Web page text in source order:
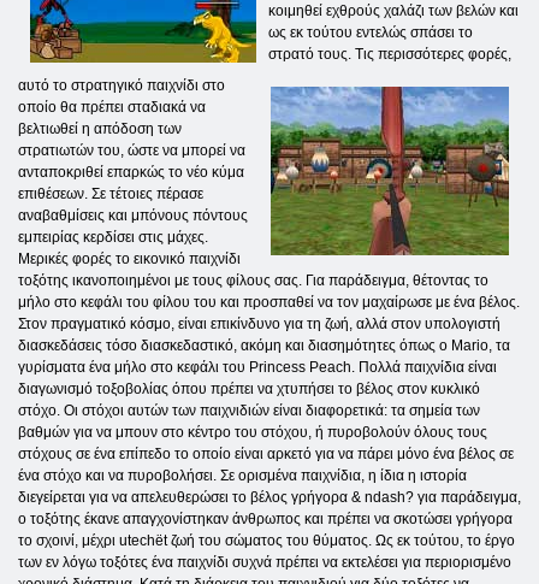
κοιμηθεί εχθρούς χαλάζι των βελών και
ως εκ τούτου εντελώς σπάσει το
στρατό τους. Τις περισσότερες φορές,
αυτό το στρατηγικό παιχνίδι στο
οποίο θα πρέπει σταδιακά να
βελτιωθεί η απόδοση των
στρατιωτών του, ώστε να μπορεί να
ανταποκριθεί επαρκώς το νέο κύμα
επιθέσεων. Σε τέτοιες πέρασε
αναβαθμίσεις και μπόνους πόντους
εμπειρίας κερδίσει στις μάχες.
Μερικές φορές το εικονικό παιχνίδι
τοξότης ικανοποιημένοι με τους φίλους σας. Για παράδειγμα, θέτοντας το
μήλο στο κεφάλι του φίλου του και προσπαθεί να τον μαχαίρωσε με ένα βέλος.
Στον πραγματικό κόσμο, είναι επικίνδυνο για τη ζωή, αλλά στον υπολογιστή
διασκεδάσεις τόσο διασκεδαστικό, ακόμη και διασημότητες όπως ο Mario, τα
γυρίσματα ένα μήλο στο κεφάλι του Princess Peach. Πολλά παιχνίδια είναι
διαγωνισμό τοξοβολίας όπου πρέπει να χτυπήσει το βέλος στον κυκλικό
στόχο. Οι στόχοι αυτών των παιχνιδιών είναι διαφορετικά: τα σημεία των
βαθμών για να μπουν στο κέντρο του στόχου, ή πυροβολούν όλους τους
στόχους σε ένα επίπεδο το οποίο είναι αρκετό για να πάρει μόνο ένα βέλος σε
ένα στόχο και να πυροβολήσει. Σε ορισμένα παιχνίδια, η ίδια η ιστορία
διεγείρεται για να απελευθερώσει το βέλος γρήγορα & ndash? για παράδειγμα,
ο τοξότης έκανε απαγχονίστηκαν άνθρωπος και πρέπει να σκοτώσει γρήγορα
το σχοινί, μέχρι utechёt ζωή του σώματος του θύματος. Ως εκ τούτου, το έργο
των εν λόγω τοξότες ένα παιχνίδι συχνά πρέπει να εκτελέσει για περιορισμένο